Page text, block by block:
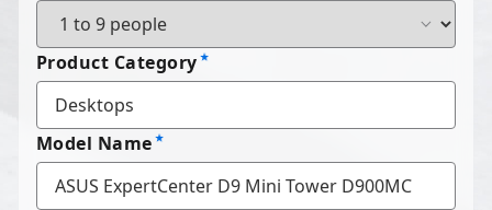
Product Category
Model Name